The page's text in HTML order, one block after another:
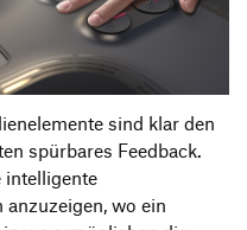
sind klar den
spürbares Feedback.
intelligente
wo ein